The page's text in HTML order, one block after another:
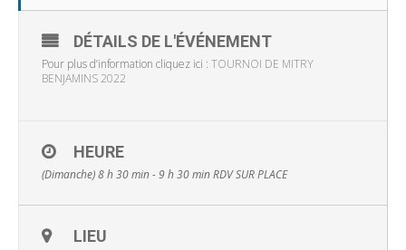
DÉTAILS DE L'ÉVÉNEMENT
Pour plus d’information cliquez ici : TOURNOI DE MITRY
BENJAMINS 2022
HEURE
(Dimanche) 8 h 30 min - 9 h 30 minRDV SUR PLACE
LIEU